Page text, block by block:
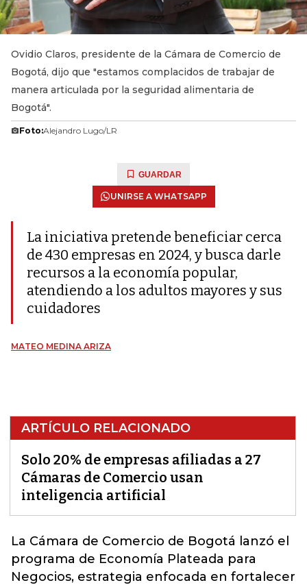
Ovidio Claros, presidente de la Cámara de Comercio de
Bogotá, dijo que "estamos complacidos de trabajar de
manera articulada por la seguridad alimentaria de
Bogotá".
Foto:Alejandro Lugo/LR
GUARDAR
UNIRSE A WHATSAPP
La iniciativa pretende beneficiar cerca
de 430 empresas en 2024, y busca darle
recursos a la economía popular,
atendiendo a los adultos mayores y sus
cuidadores
MATEO MEDINA ARIZA
ARTÍCULO RELACIONADO
Solo 20% de empresas afiliadas a 27
Cámaras de Comercio usan
inteligencia artificial
La Cámara de Comercio de Bogotá lanzó el
programa de Economía Plateada para
Negocios, estrategia enfocada en fortalecer